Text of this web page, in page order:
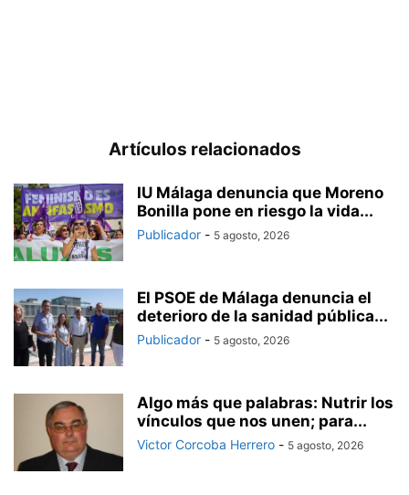
Artículos relacionados
IU Málaga denuncia que Moreno
Bonilla pone en riesgo la vida...
Publicador - 5 agosto, 2026
El PSOE de Málaga denuncia el
deterioro de la sanidad pública...
Publicador - 5 agosto, 2026
Algo más que palabras: Nutrir los
vínculos que nos unen; para...
Victor Corcoba Herrero - 5 agosto, 2026